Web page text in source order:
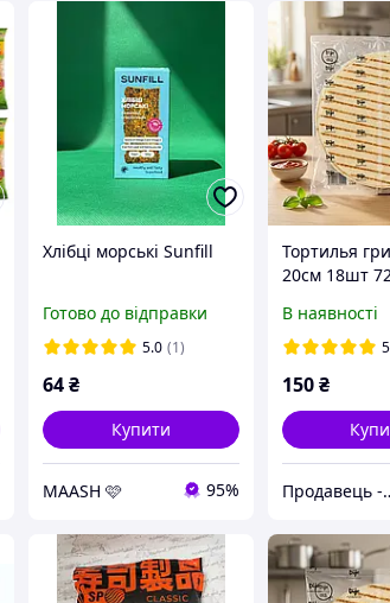
Хлібці морські Sunfill
Готово до відправки
5.0 (1)
64₴
Купити
MAASH 🩷 95%
Тортилья
20см 18шт
В наявності
150 ₴